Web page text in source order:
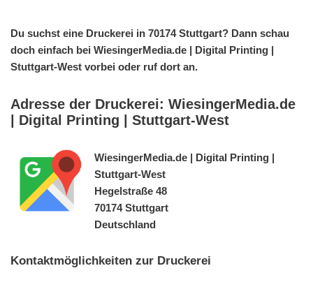
Du suchst eine Druckerei in 70174 Stuttgart? Dann schau
doch einfach bei WiesingerMedia.de | Digital Printing |
Stuttgart-West vorbei oder ruf dort an.
Adresse der Druckerei: WiesingerMedia.de
| Digital Printing | Stuttgart-West
WiesingerMedia.de | Digital Printing |
Stuttgart-West
Hegelstraße 48
70174 Stuttgart
Deutschland
Kontaktmöglichkeiten zur Druckerei